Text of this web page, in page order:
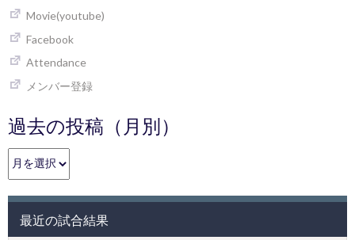
Movie(youtube)
Facebook
Attendance
メンバー登録
過去の投稿（月別）
過
去
投
最近の試合結果